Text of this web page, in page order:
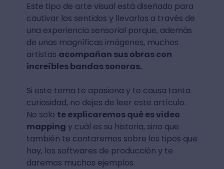
Este tipo de arte visual está diseñado para
cautivar los sentidos y llevarlos a través de
una experiencia sensorial porque, además
de unas magníficas imágenes, muchos
artistas acompañan sus obras con
increíbles bandas sonoras.
Si este tema te apasiona y te causa tanta
curiosidad, no dejes de leer este artículo.
No solo te explicaremos qué es video
mapping y cuál es su historia, sino que
también te contaremos sobre los tipos que
hay, los softwares de producción y te
daremos muchos ejemplos.